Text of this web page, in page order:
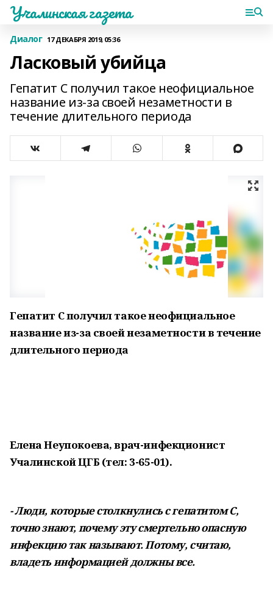
Учалинская газета
Диалог 17 ДЕКАБРЯ 2019, 05:36
Ласковый убийца
Гепатит С получил такое неофициальное
название из-за своей незаметности в
течение длительного периода
Гепатит С получил такое неофициальное
название из-за своей незаметности в течение
длительного периода
Елена Неупокоева, врач-инфекционист
Учалинской ЦГБ (тел: 3-65-01).
- Люди, которые столкнулись с гепатитом С,
точно знают, почему эту смертельно опасную
инфекцию так называют. Потому, считаю,
владеть информацией должны все.